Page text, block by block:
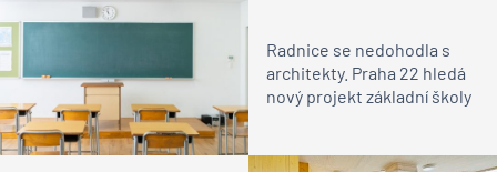
Radnice se nedohodla s
architekty. Praha 22 hledá
nový projekt základní školy